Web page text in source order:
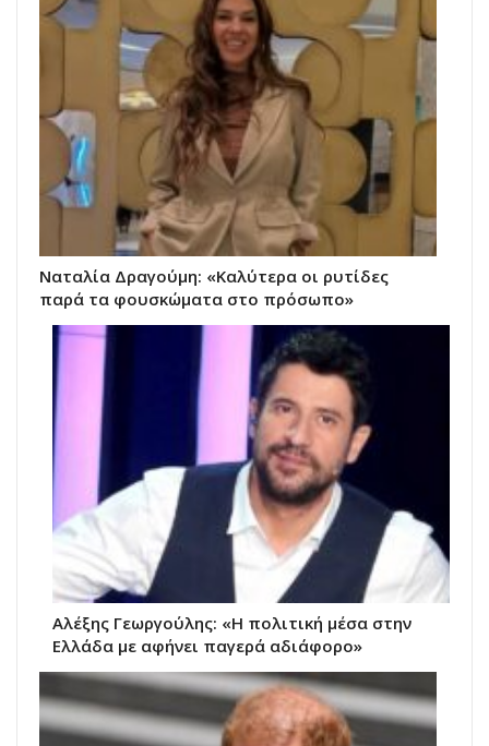
Ναταλία Δραγούμη: «Καλύτερα οι ρυτίδες
παρά τα φουσκώματα στο πρόσωπο»
Αλέξης Γεωργούλης: «Η πολιτική μέσα στην
Ελλάδα με αφήνει παγερά αδιάφορο»